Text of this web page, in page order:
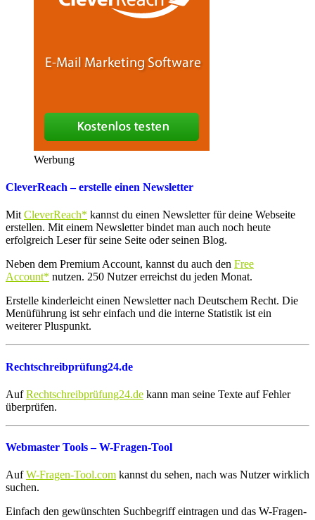
Werbung
CleverReach – erstelle einen Newsletter
Mit CleverReach* kannst du einen Newsletter für deine Webseite
erstellen. Mit einem Newsletter bindet man auch noch heute
erfolgreich Leser für seine Seite oder seinen Blog.
Neben dem Premium Account, kannst du auch den Free
Account* nutzen. 250 Nutzer erreichst du jeden Monat.
Erstelle kinderleicht einen Newsletter nach Deutschem Recht. Die
Menüführung ist sehr einfach und die interne Statistik ist ein
weiterer Pluspunkt.
Rechtschreibprüfung24.de
AufRechtschreibprüfung24.de kann man seine Texte auf Fehler
überprüfen.
Webmaster Tools – W-Fragen-Tool
AufW-Fragen-Tool.com kannst du sehen, nach was Nutzer wirklich
suchen.
Einfach den gewünschten Suchbegriff eintragen und das W-Fragen-